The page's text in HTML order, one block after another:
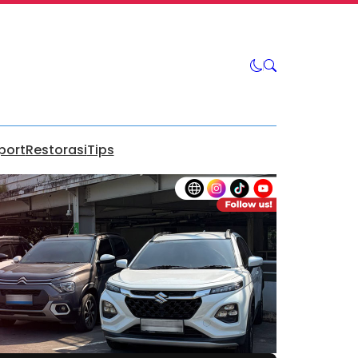
RestorasiTips